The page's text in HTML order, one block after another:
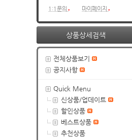
1:1문의 마이페이지
상품상세검색
전체상품보기
공지사항
Quick Menu
신상품/업데이트
할인상품
베스트상품
추천상품